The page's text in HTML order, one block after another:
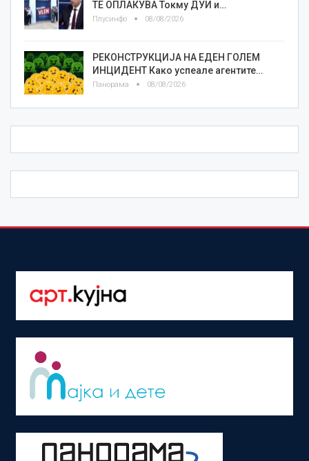
ТЕ ОПЛАКУВА Токму ДУИ и…
Плусинфо 08/08/2026
РЕКОНСТРУКЦИЈА НА ЕДЕН ГОЛЕМ
ИНЦИДЕНТ Како успеале агентите…
Панорама 08/08/2026